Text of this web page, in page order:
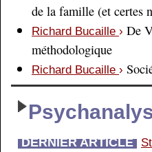
de la famille (et certes
Richard Bucaille › De
méthodologique
Richard Bucaille ›
DERNIER ARTICLE